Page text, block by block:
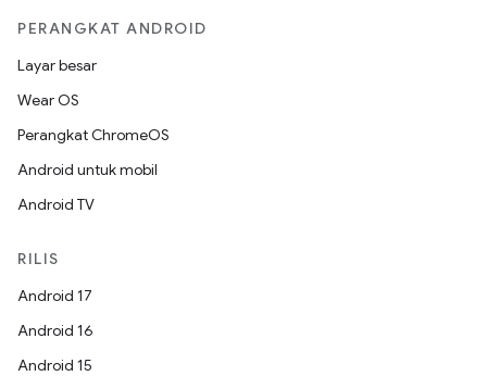
PERANGKAT ANDROID
Layar besar
Wear OS
Perangkat ChromeOS
Android untuk mobil
Android TV
RILIS
Android 17
Android 16
Android 15